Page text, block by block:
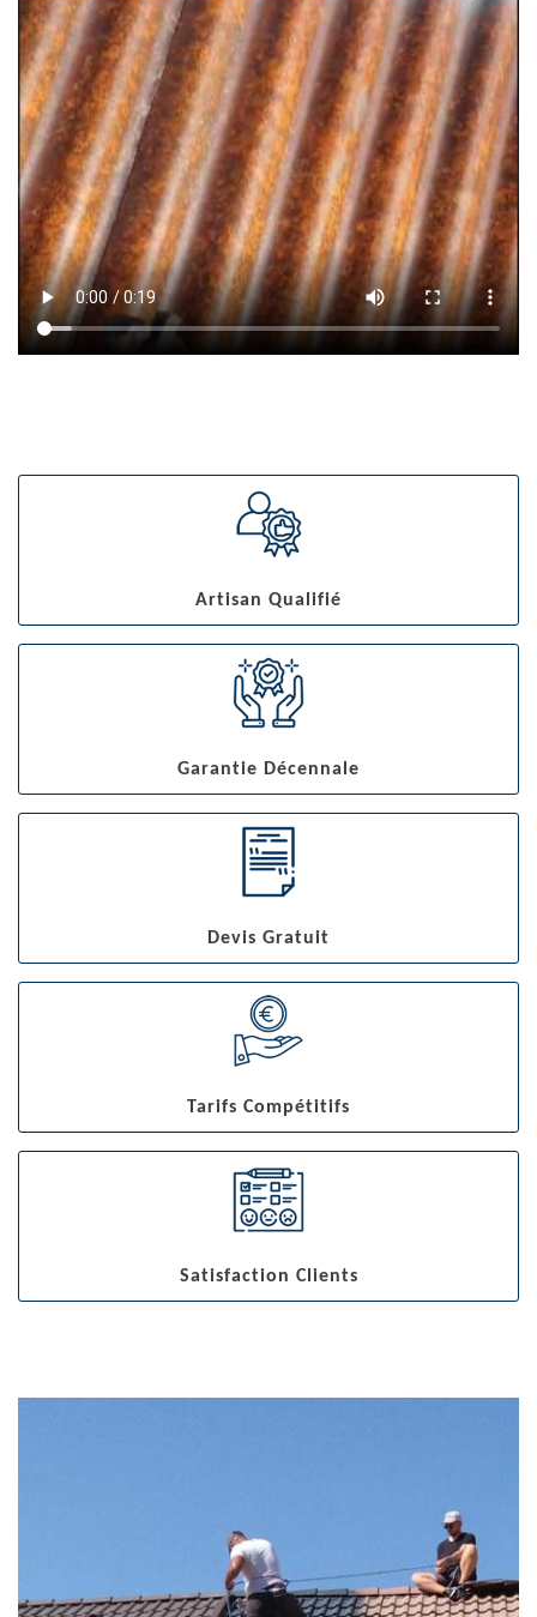
Artisan Qualifié
Garantie Décennale
Devis Gratuit
Tarifs Compétitifs
Satisfaction Clients